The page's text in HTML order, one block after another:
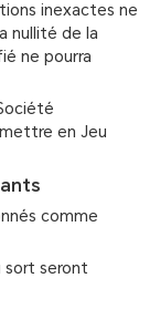
inexactes ne
nullité de la
ne pourra
en Jeu
comme
sort seront